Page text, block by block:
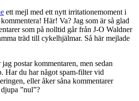
ett mejl med ett nytt irritationemoment i
Här! Va? Jag som är så glad
som på nolltid går från J-O Waldner
träd till cykelhjälmar. Så här mejlade
postar kommentaren, men sedan
Har du har något spam-filter vid
eller åker såna kommentarer
”nul”?